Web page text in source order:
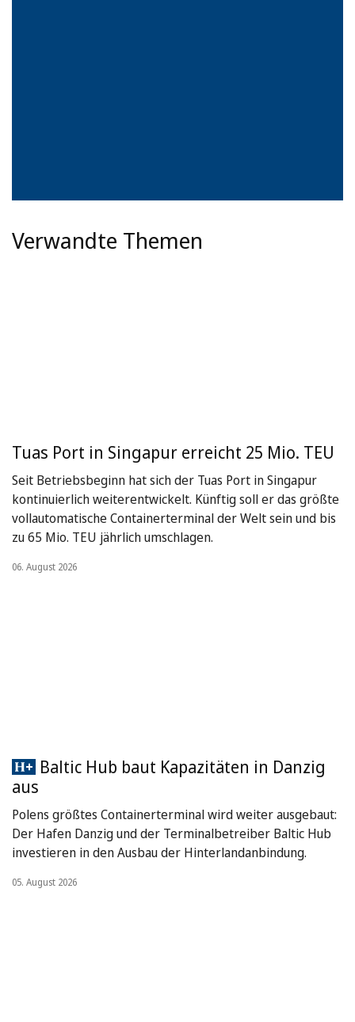
Verwandte Themen
Tuas Port in Singapur erreicht 25 Mio. TEU
Seit Betriebsbeginn hat sich der Tuas Port in Singapur
kontinuierlich weiterentwickelt. Künftig soll er das größte
vollautomatische Containerterminal der Welt sein und bis
zu 65 Mio. TEU jährlich umschlagen.
06. August 2026
Baltic Hub baut Kapazitäten in Danzig
aus
Polens größtes Containerterminal wird weiter ausgebaut:
Der Hafen Danzig und der Terminalbetreiber Baltic Hub
investieren in den Ausbau der Hinterlandanbindung.
05. August 2026